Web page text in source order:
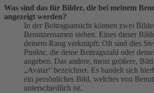
Was sind das für Bilder, die bei meinem
angezeigt werden?
In der Beitragsansicht können zwei
Benutzernamen stehen. Eines dieser
deinem Rang verknüpft: Oft sind dies
Punkte, die deine Beitragszahl oder
angeben. Das andere, meist größere,
„Avatar“ bezeichnet. Es handelt sich
ein persönliches Bild, welches von
unterschiedlich ist.